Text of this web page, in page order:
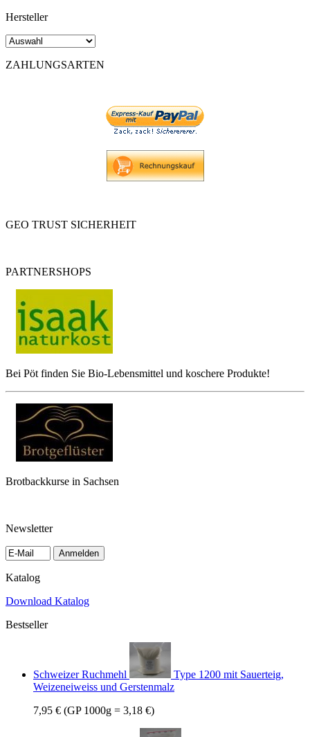
Hersteller
ZAHLUNGSARTEN
GEO TRUST SICHERHEIT
PARTNERSHOPS
Bei Pöt finden Sie Bio-Lebensmittel und koschere Produkte!
Brotbackkurse in Sachsen
Newsletter
Anmelden
Katalog
Download Katalog
Bestseller
Schweizer Ruchmehl
Type 1200 mit Sauerteig,
Weizeneiweiss und Gerstenmalz
7,95 € (GP 1000g = 3,18 €)